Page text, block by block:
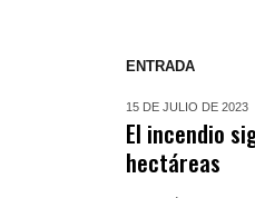
ENTRADA
15 DE JULIO DE 2023
El incendio
hectáreas